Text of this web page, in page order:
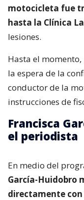
motocicleta fue
hasta la Clínica
lesiones.
Hasta el
la espera de la
conductor de la
instrucciones de
Francisca
el periodista
En medio del
García-Huidobro
directamente con